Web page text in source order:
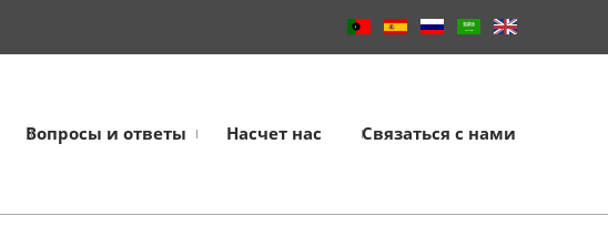
Вопросы и ответы Насчет нас Связаться с нами